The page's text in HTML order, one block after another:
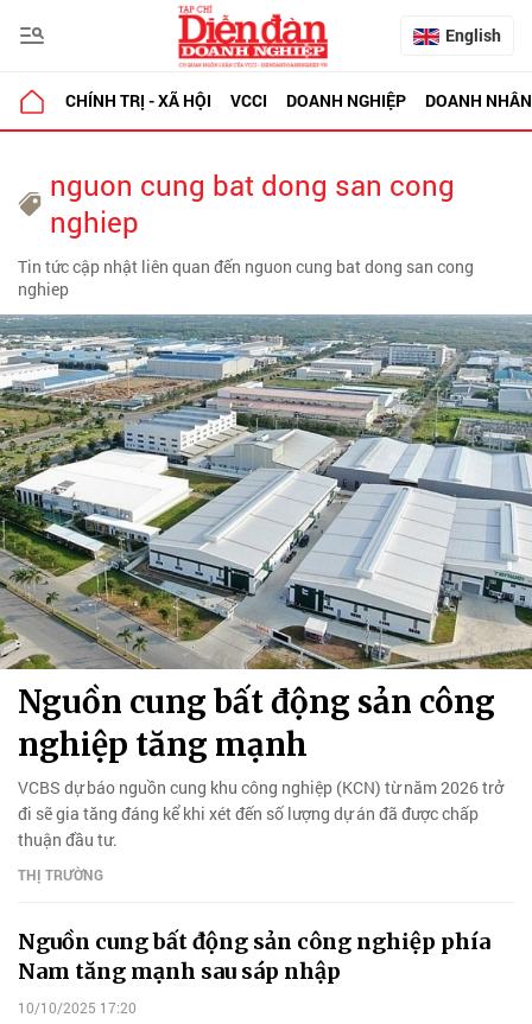
English
CHÍNH TRỊ - XÃ HỘI VCCI DOANH NGHIỆP DOANH NHÂN
nguon cung bat dong san cong
nghiep
Tin tức cập nhật liên quan đến nguon cung bat dong san cong
nghiep
Nguồn cung bất động sản công
nghiệp tăng mạnh
VCBS dự báo nguồn cung khu công nghiệp (KCN) từ năm 2026 trở
đi sẽ gia tăng đáng kể khi xét đến số lượng dự án đã được chấp
thuận đầu tư.
THỊ TRƯỜNG
Nguồn cung bất động sản công nghiệp phía
Nam tăng mạnh sau sáp nhập
10/10/2025 17:20